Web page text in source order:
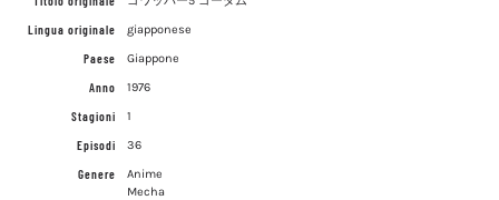
Lingua originale
giapponese
Paese
Giappone
Anno
1976
Stagioni
1
Episodi
36
Genere
Anime
Mecha